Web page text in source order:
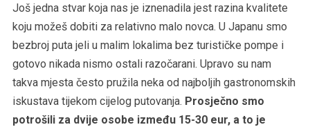
Još jedna stvar koja nas je iznenadila jest razina kvalitete
koju možeš dobiti za relativno malo novca. U Japanu smo
bezbroj puta jeli u malim lokalima bez turističke pompe i
gotovo nikada nismo ostali razočarani. Upravo su nam
takva mjesta često pružila neka od najboljih gastronomskih
iskustava tijekom cijelog putovanja. Prosječno smo
potrošili za dvije osobe između 15-30 eur, a to je